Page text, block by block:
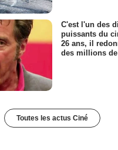
C'est l'un des
puissants du
26 ans, il
des millions
Toutes les actus Ciné